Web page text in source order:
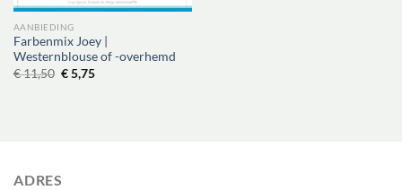
AANBIEDING
Farbenmix Joey |
Westernblouse of -overhemd
€11,50 Oorspronkelijke
prijs
€5,75Huidige
ADRES